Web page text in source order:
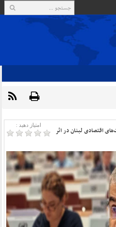
امتیاز دهید :
اقتصادی لبنان در اثر